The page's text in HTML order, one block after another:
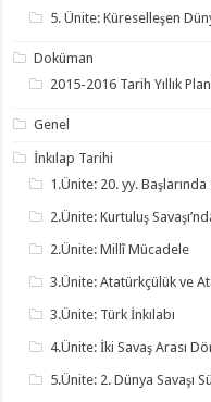
5. Ünite: Küreselleşen
Doküman
2015-2016 Tarih Yıllık
Genel
İnkılap Tarihi
1.Ünite: 20. yy.
2.Ünite: Kurtuluş
2.Ünite: Millî Mücadele
3.Ünite: Atatürkçülük ve
3.Ünite: Türk İnkılabı
4.Ünite: İki Savaş Arası
5.Ünite: 2. Dünya Savaşı